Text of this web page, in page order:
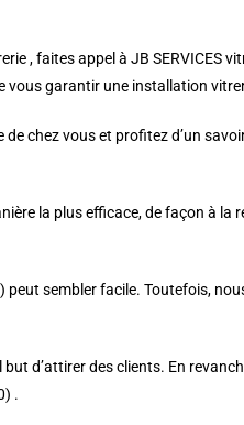
, faites appel à JB SERVICES
garantir une installation
chez vous et profitez d’un
la plus efficace, de façon à la
sembler facile. Toutefois,
d’attirer des clients. En
.